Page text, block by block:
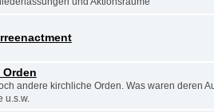
Orden
andere kirchliche Orden. Was waren deren
u.s.w.